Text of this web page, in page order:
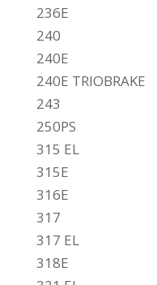
236E
240
240E
240E TRIOBRAKE
243
250PS
315 EL
315E
316E
317
317 EL
318E